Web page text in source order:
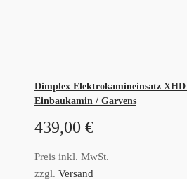
Dimplex Elektrokamineinsatz
Einbaukamin / Garvens
439,00 €
Preis inkl. MwSt.
zzgl. Versand